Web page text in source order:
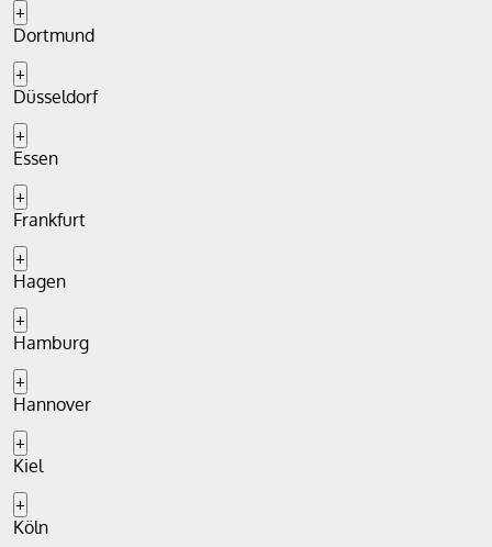
+
Dortmund
+
Düsseldorf
+
Essen
+
Frankfurt
+
Hagen
+
Hamburg
+
Hannover
+
Kiel
+
Köln